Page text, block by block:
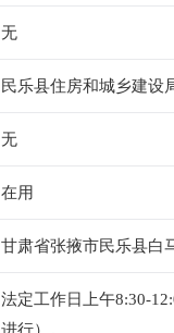
无
民乐县住房和城乡建设
无
在用
甘肃省张掖市民乐县白
法定工作日上午8:30-